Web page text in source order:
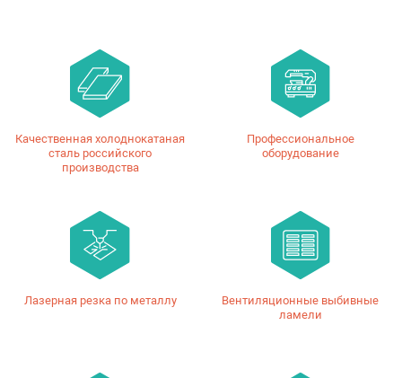
Качественная холоднокатаная
сталь российского
производства
Профессиональное
оборудование
Лазерная резка по металлу
Вентиляционные выбивные
ламели